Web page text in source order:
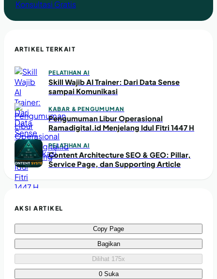
Konsultasi Gratis
ARTIKEL TERKAIT
PELATIHAN AI
Skill Wajib AI Trainer: Dari Data Sense
sampai Komunikasi
KABAR & PENGUMUMAN
Pengumuman Libur Operasional
Ramadigital.id Menjelang Idul Fitri 1447 H
PELATIHAN AI
Content Architecture SEO & GEO: Pillar,
Service Page, dan Supporting Article
AKSI ARTIKEL
Copy Page
Bagikan
Dilihat 175x
0 Suka